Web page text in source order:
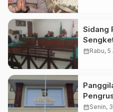
Sidang
Hukum
calendar_monthRabu,
Keluar
calendar_monthSenin,